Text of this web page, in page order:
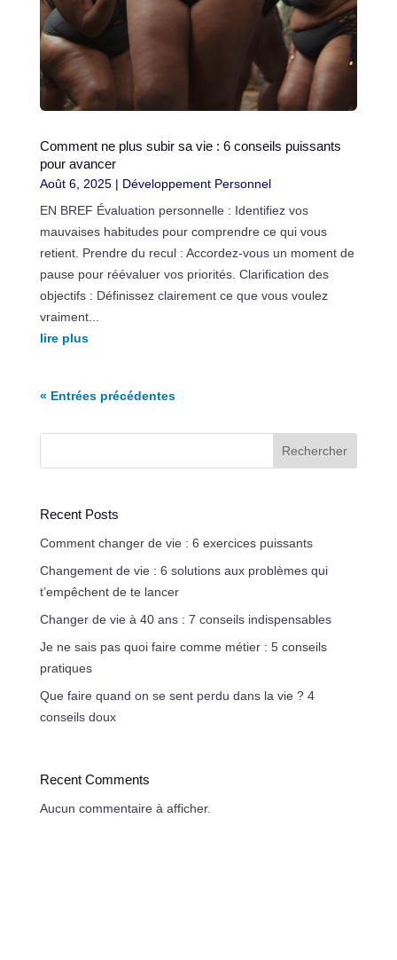
Comment ne plus subir sa vie : 6 conseils puissants
pour avancer
Août 6, 2025| Développement Personnel
EN BREF Évaluation personnelle : Identifiez vos
mauvaises habitudes pour comprendre ce qui vous
retient. Prendre du recul : Accordez-vous un moment de
pause pour réévaluer vos priorités. Clarification des
objectifs : Définissez clairement ce que vous voulez
vraiment...
lire plus
« Entrées précédentes
Rechercher
Recent Posts
Comment changer de vie : 6 exercices puissants
Changement de vie : 6 solutions aux problèmes qui
t’empêchent de te lancer
Changer de vie à 40 ans : 7 conseils indispensables
Je ne sais pas quoi faire comme métier : 5 conseils
pratiques
Que faire quand on se sent perdu dans la vie ? 4
conseils doux
Recent Comments
Aucun commentaire à afficher.